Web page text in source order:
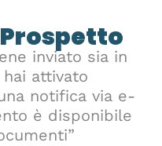
inviato sia in
attivato
notifica via e-
è disponibile